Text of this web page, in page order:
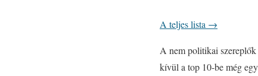
A teljes lista →
A nem politikai
kívül a top 10-be még